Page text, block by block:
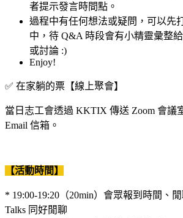
者提示發言時間點。
過程中有任何想法或疑問，可以先
中，待 Q&A 時段會有小精靈彙整
或討論 :)
Enjoy!
✅ 在家躺的票【線上聚會】
當日志工會透過 KKTIX 傳送 Zoom 會議
Email 信箱。
【活動時間】
* 19:00-19:20（20min）會眾報到時間、
Talks 同好閒聊